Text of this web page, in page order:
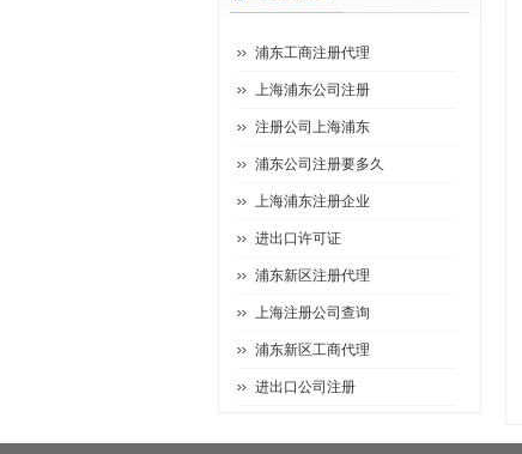
浦东工商注册代理
上海浦东公司注册
注册公司上海浦东
浦东公司注册要多久
上海浦东注册企业
进出口许可证
浦东新区注册代理
上海注册公司查询
浦东新区工商代理
进出口公司注册